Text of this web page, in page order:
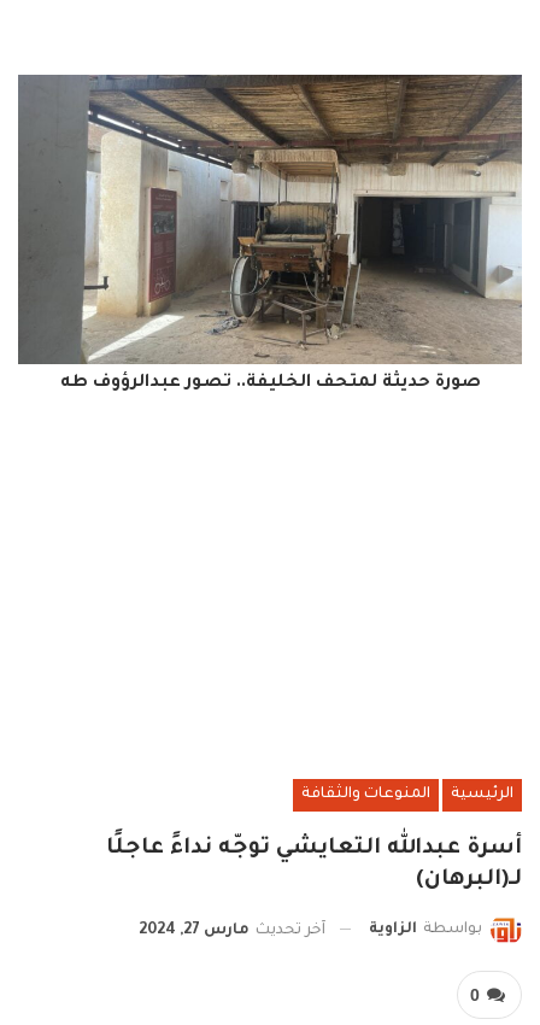
صورة حديثة لمتحف الخليفة.. تصور عبدالرؤوف طه
الرئيسية المنوعات والثقافة
أسرة عبدالله التعايشي توجّه نداءً عاجلًا
لـ(البرهان)
بواسطة الزاوية آخر تحديث مارس 27, 2024
0